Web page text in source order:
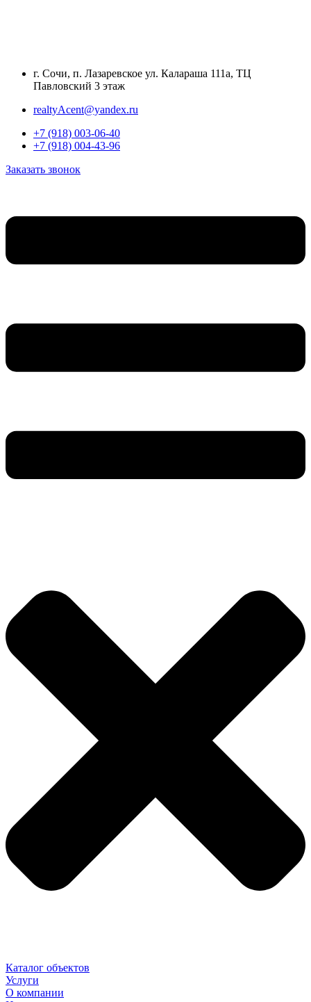
г. Сочи, п. Лазаревское ул. Калараша 111а, ТЦ
Павловский 3 этаж
realtyAcent@yandex.ru
+7 (918) 003-06-40
+7 (918) 004-43-96
Заказать звонок
Каталог объектов
Услуги
О компании